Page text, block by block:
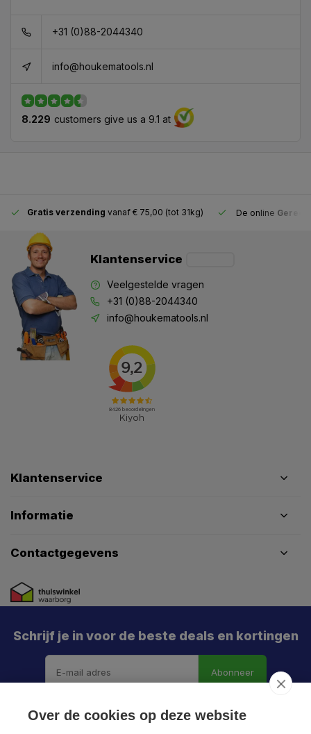
+31 (0)88-2044340
info@houkematools.nl
8.229 customers give us a 9.1 at
Gratis verzending vanaf € 75,00 (tot 31kg) De online
Klantenservice
Veelgestelde vragen
+31 (0)88-2044340
info@houkematools.nl
Klantenservice
Informatie
Contactgegevens
Schrijf je in voor de beste deals en kortingen
Abonneer
Over de cookies op deze website